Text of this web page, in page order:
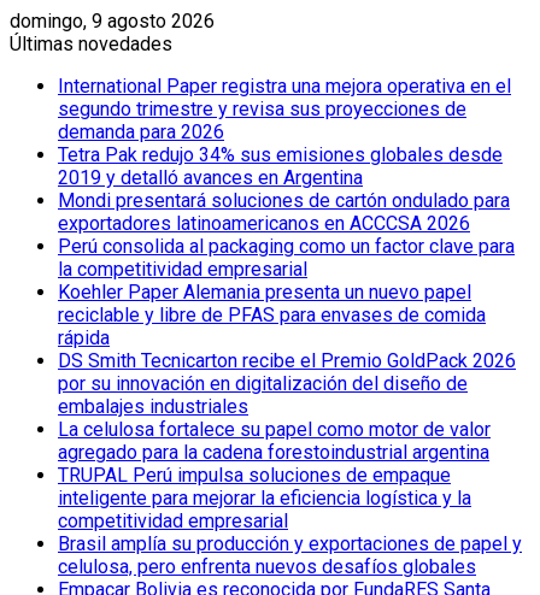
domingo, 9 agosto 2026
Últimas novedades
International Paper registra una mejora operativa en el
segundo trimestre y revisa sus proyecciones de
demanda para 2026
Tetra Pak redujo 34% sus emisiones globales desde
2019 y detalló avances en Argentina
Mondi presentará soluciones de cartón ondulado para
exportadores latinoamericanos en ACCCSA 2026
Perú consolida al packaging como un factor clave para
la competitividad empresarial
Koehler Paper Alemania presenta un nuevo papel
reciclable y libre de PFAS para envases de comida
rápida
DS Smith Tecnicarton recibe el Premio GoldPack 2026
por su innovación en digitalización del diseño de
embalajes industriales
La celulosa fortalece su papel como motor de valor
agregado para la cadena forestoindustrial argentina
TRUPAL Perú impulsa soluciones de empaque
inteligente para mejorar la eficiencia logística y la
competitividad empresarial
Brasil amplía su producción y exportaciones de papel y
celulosa, pero enfrenta nuevos desafíos globales
Empacar Bolivia es reconocida por FundaRES Santa